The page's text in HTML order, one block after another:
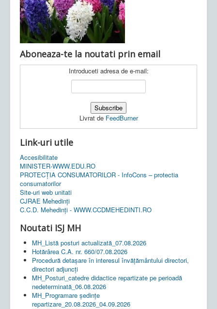
Aboneaza-te la noutati prin email
Introduceti adresa de e-mail:
Livrat de FeedBurner
Link-uri utile
Accesibilitate
MINISTER-WWW.EDU.RO
PROTECȚIA CONSUMATORILOR - InfoCons – protectia
consumatorilor
Site-uri web unitati
CJRAE Mehedinți
C.C.D. Mehedinţi - WWW.CCDMEHEDINTI.RO
Noutati ISJ MH
MH_Listă posturi actualizată_07.08.2026
Hotărârea C.A. nr. 660/07.08.2026
Procedură detașare în interesul învățământului directori,
directori adjuncți
MH_Posturi_catedre didactice repartizate pe perioadă
nedeterminată_06.08.2026
MH_Programare ședințe
repartizare_20.08.2026_04.09.2026